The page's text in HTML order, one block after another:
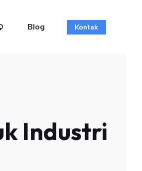
Blog Kontak
Industri